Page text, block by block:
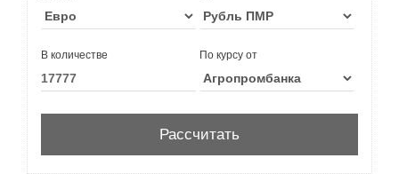
В количестве По курсу от